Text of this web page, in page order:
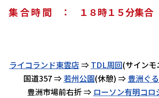
集 合 時 間 ： １８時１５分集
ライコランド東雲店 ⇒ TDL周回(サイン
国道357 ⇒若州公園(休憩) ⇒ 豊洲ぐ
豊洲市場前右折 ⇒ ローソン有明コロ